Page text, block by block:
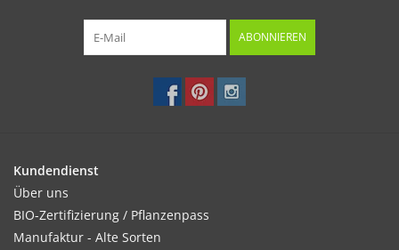
ABONNIEREN
Kundendienst
Über uns
BIO-Zertifizierung / Pflanzenpass
Manufaktur - Alte Sorten